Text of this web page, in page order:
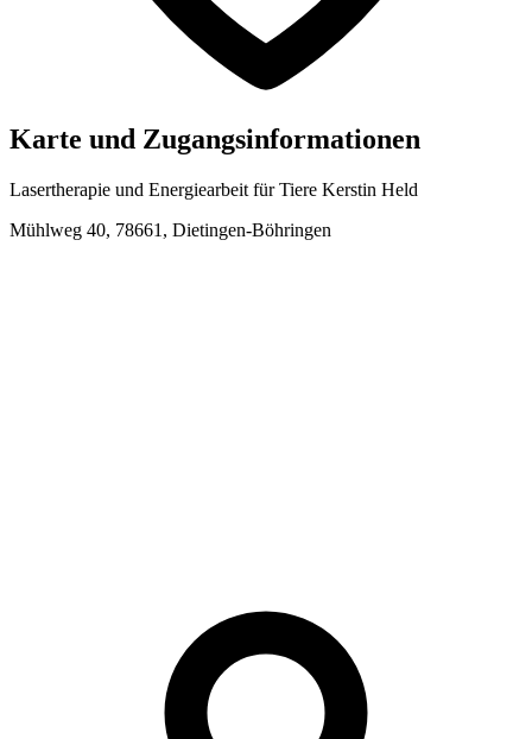
Karte und Zugangsinformationen
Lasertherapie und Energiearbeit für Tiere Kerstin Held
Mühlweg 40, 78661, Dietingen-Böhringen